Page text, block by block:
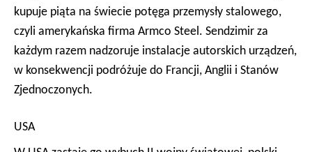
kupuje piąta na świecie potęga przemysły stalowego,
czyli amerykańska firma Armco Steel. Sendzimir za
każdym razem nadzoruje instalacje autorskich urządzeń,
w konsekwencji podróżuje do Francji, Anglii i Stanów
Zjednoczonych.
USA